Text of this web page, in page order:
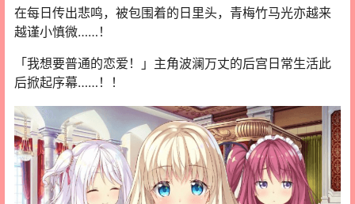
在每日传出悲鸣，被包围着的日里头，青梅竹马光亦越来
越谨小慎微……！
「我想要普通的恋爱！」主角波澜万丈的后宫日常生活此
后掀起序幕……！！